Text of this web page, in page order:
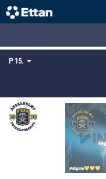
P 15.
HEM
TRUPPEN